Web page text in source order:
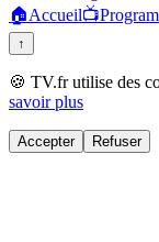
🏠Accueil📺
↑
🍪 TV.fr utilise des
savoir plus
Accepter Refuser